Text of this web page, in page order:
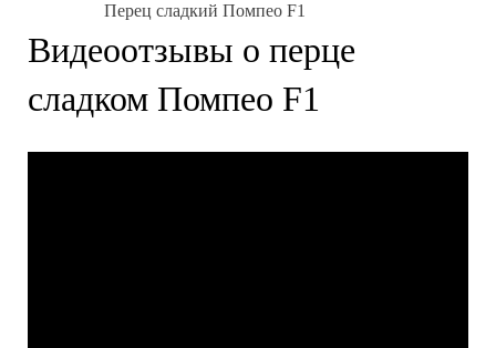
Перец сладкий Помпео F1
Видеоотзывы о перце
сладком Помпео F1